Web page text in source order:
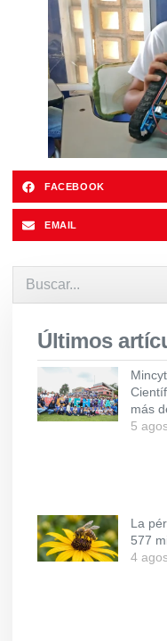
FACEBOOK
EMAIL
Últimos
más
5
La
577
4